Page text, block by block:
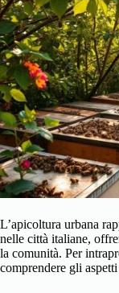
L’apicoltura urbana
nelle città italiane,
la comunità. Per
comprendere gli